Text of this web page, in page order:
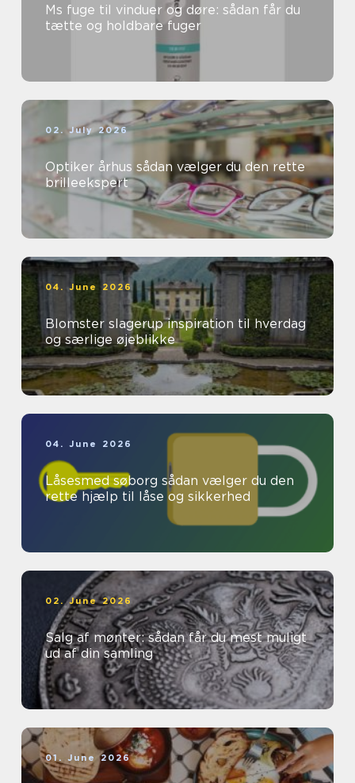
Ms fuge til vinduer og døre: sådan får du
tætte og holdbare fuger
02. July 2026
Optiker århus sådan vælger du den rette
brilleekspert
04. June 2026
Blomster slagerup inspiration til hverdag
og særlige øjeblikke
04. June 2026
Låsesmed søborg sådan vælger du den
rette hjælp til låse og sikkerhed
02. June 2026
Salg af mønter: sådan får du mest muligt
ud af din samling
01. June 2026